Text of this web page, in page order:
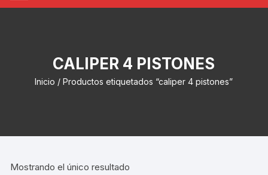
CALIPER 4 PISTONES
Inicio / Productos etiquetados “caliper 4 pistones”
Mostrando el único resultado